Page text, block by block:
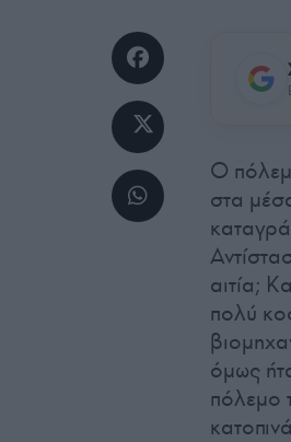
Ο
στα
αιτία;
πολύ
όμως
πόλεμο